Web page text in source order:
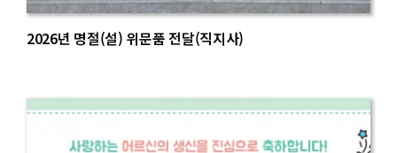
2026년 명절(설) 위문품 전달(직지사)